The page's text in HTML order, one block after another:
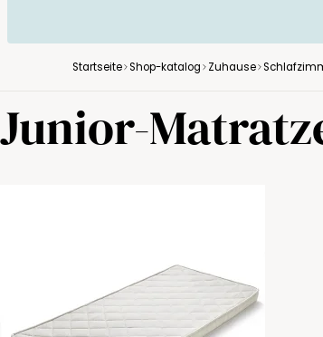
Startseite Shop-katalog Zuhause
Junior-